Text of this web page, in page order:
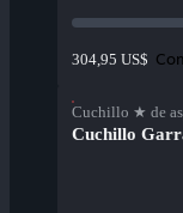
304,95 US$
Cuchillo ★ de
Cuchillo